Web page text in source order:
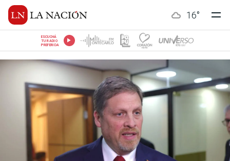
16°
ESCUCHÁ
TU RADIO
PREFERIDA